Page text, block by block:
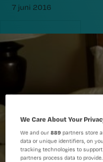
7 juni 2016
We Care About Your
We and our889 partners store
data or unique identifiers, on
tracking technologies to
partners process data to